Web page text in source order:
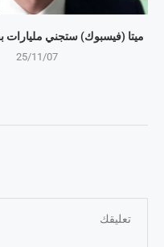
ميتا (فيسبوك) ستجني مليارات
25/11/07